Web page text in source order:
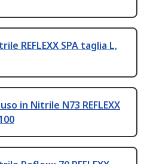
REFLEXX SPA taglia L,
in Nitrile N73 REFLEXX